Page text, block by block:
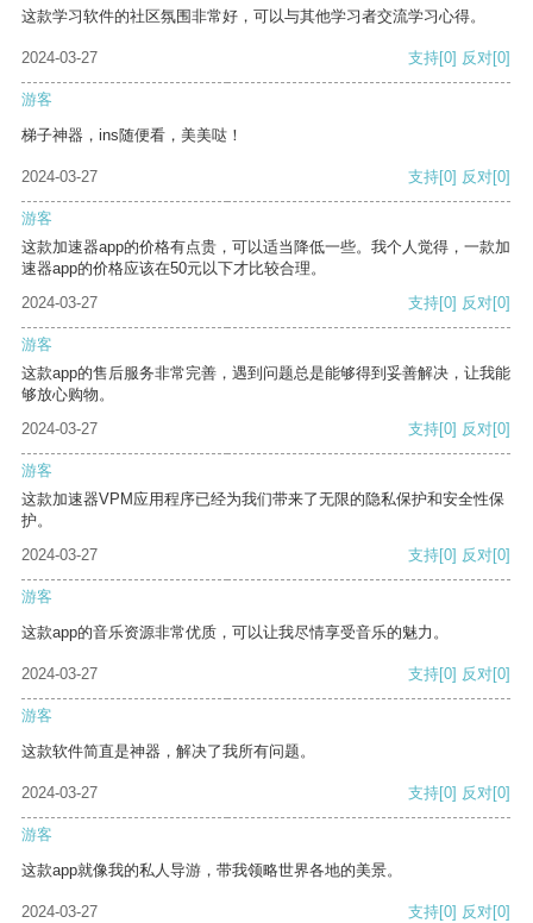
这款学习软件的社区氛围非常好，可以与其他学习者交流学习心得。
2024-03-27 支持[0] 反对[0]
游客
梯子神器，ins随便看，美美哒！
2024-03-27 支持[0] 反对[0]
游客
这款加速器app的价格有点贵，可以适当降低一些。我个人觉得，一款加
速器app的价格应该在50元以下才比较合理。
2024-03-27
支持[0] 反对[0]
游客
这款app的售后服务非常完善，遇到问题总是能够得到妥善解决，让我能
够放心购物。
2024-03-27
支持[0] 反对[0]
游客
这款加速器VPM应用程序已经为我们带来了无限的隐私保护和安全性保
护。
2024-03-27
支持[0] 反对[0]
游客
这款app的音乐资源非常优质，可以让我尽情享受音乐的魅力。
2024-03-27 支持[0] 反对[0]
游客
这款软件简直是神器，解决了我所有问题。
2024-03-27 支持[0] 反对[0]
游客
这款app就像我的私人导游，带我领略世界各地的美景。
2024-03-27 支持[0] 反对[0]